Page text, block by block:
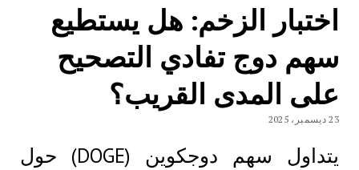
اختبار الزخم: هل يستطيع
سهم دوج تفادي التصحيح
على المدى القريب؟
23 ديسمبر، 2025
يتداول سهم دوجكوين (DOGE) حول